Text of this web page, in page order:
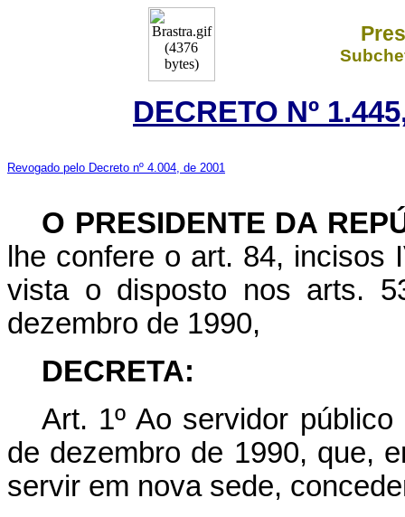
DECRETO Nº
Revogado pelo Decreto nº 4.004, de 2001
O PRESIDENTE DA
lhe confere o art. 84,
vista o disposto nos arts.
dezembro de 1990,
DECRETA:
Art. 1º Ao servidor
de dezembro de 1990, que,
servir em nova sede,